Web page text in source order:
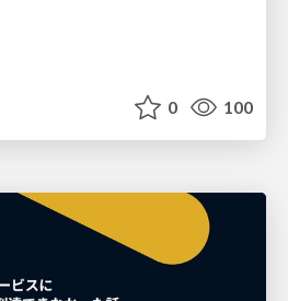
0 100